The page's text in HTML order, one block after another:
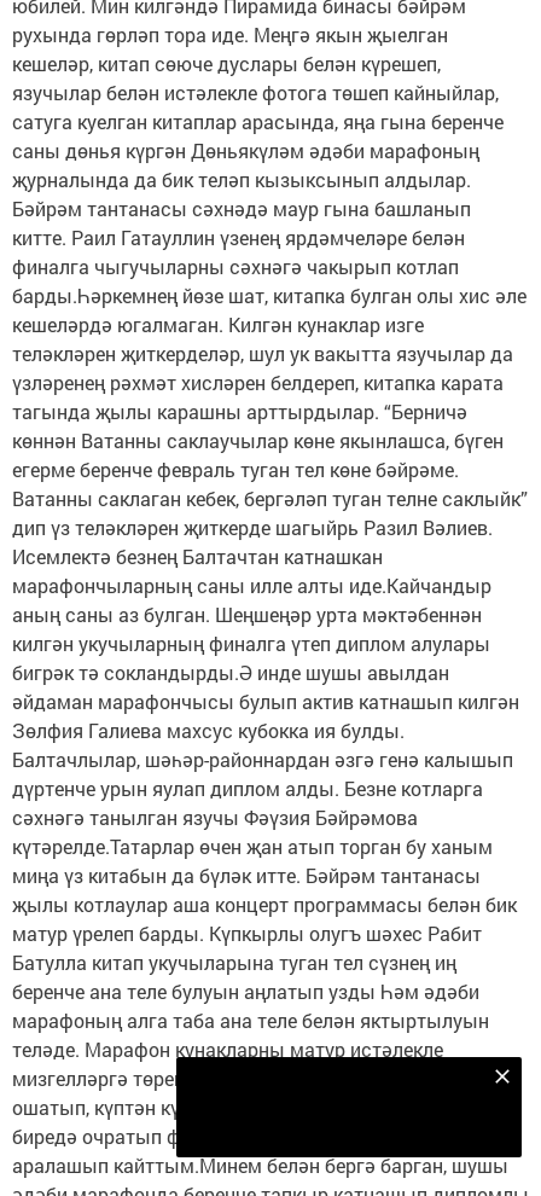
юбилей. Мин килгәндә Пирамида бинасы бәйрәм
рухында гөрләп тора иде. Меңгә якын җыелган
кешеләр, китап сөюче дуслары белән күрешеп,
язучылар белән истәлекле фотога төшеп кайныйлар,
сатуга куелган китаплар арасында, яңа гына беренче
саны дөнья күргән Дөньякүләм әдәби марафоның
җурналында да бик теләп кызыксынып алдылар.
Бәйрәм тантанасы сәхнәдә маур гына башланып
китте. Раил Гатауллин үзенең ярдәмчеләре белән
финалга чыгучыларны сәхнәгә чакырып котлап
барды.Һәркемнең йөзе шат, китапка булган олы хис әле
кешеләрдә югалмаган. Килгән кунаклар изге
теләкләрен җиткерделәр, шул ук вакытта язучылар да
үзләренең рәхмәт хисләрен белдереп, китапка карата
тагында җылы карашны арттырдылар. “Берничә
көннән Ватанны саклаучылар көне якынлашса, бүген
егерме беренче февраль туган тел көне бәйрәме.
Ватанны саклаган кебек, бергәләп туган телне саклыйк”
дип үз теләкләрен җиткерде шагыйрь Разил Вәлиев.
Исемлектә безнең Балтачтан катнашкан
марафончыларның саны илле алты иде.Кайчандыр
аның саны аз булган. Шеңшеңәр урта мәктәбеннән
килгән укучыларның финалга үтеп диплом алулары
бигрәк тә сокландырды.Ә инде шушы авылдан
әйдаман марафончысы булып актив катнашып килгән
Зөлфия Галиева махсус кубокка ия булды.
Балтачлылар, шәһәр-районнардан әзгә генә калышып
дүртенче урын яулап диплом алды. Безне котларга
сәхнәгә танылган язучы Фәүзия Бәйрәмова
күтәрелде.Татарлар өчен җан атып торган бу ханым
миңа үз китабын да бүләк итте. Бәйрәм тантанасы
җылы котлаулар аша концерт программасы белән бик
матур үрелеп барды. Күпкырлы олугъ шәхес Рабит
Батулла китап укучыларына туган тел сүзнең иң
беренче ана теле булуын аңлатып узды Һәм әдәби
марафоның алга таба ана теле белән яктыртылуын
теләде. Марафон кунакларны матур истәлекле
мизгелләргә төреп озатты.Үзем дә бу чараны бик
ошатып, күптән күрәсе килеп йөргән язучыларымны
биредә очратып фотоларга төшеп, алар белән
аралашып кайттым.Минем белән бергә барган, шушы